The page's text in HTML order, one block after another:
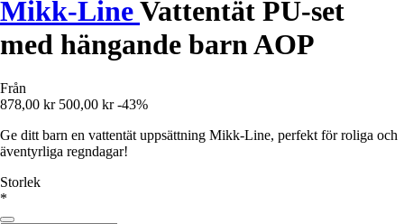
Mikk-LineVattentät PU-set
med hängande barn AOP
Från
878,00 kr 500,00 kr -43%
Ge ditt barn en vattentät uppsättning Mikk-Line, perfekt för roliga och
äventyrliga regndagar!
Storlek
*